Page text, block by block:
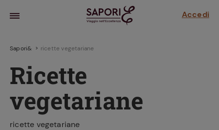
Accedi
Sapori& ricette vegetariane
Ricette
vegetariane
ricette vegetariane